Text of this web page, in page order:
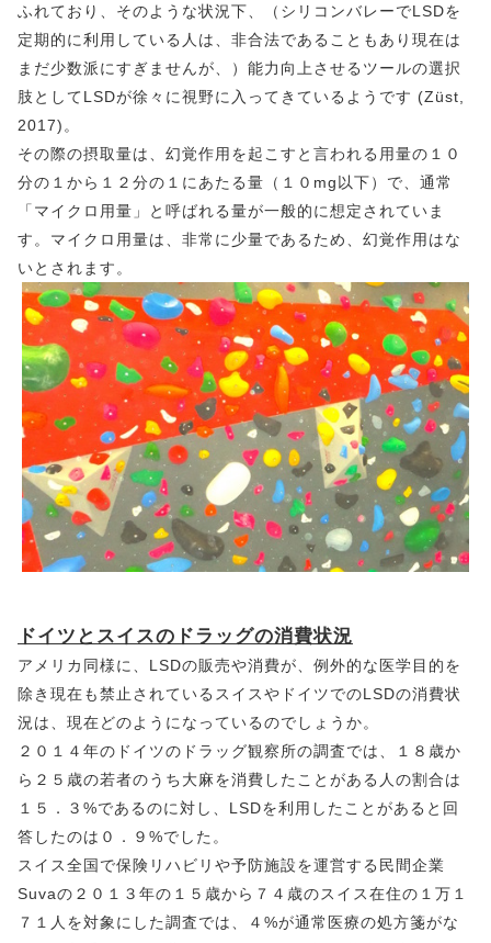
ふれており、そのような状況下、（シリコンバレーでLSDを
定期的に利用している人は、非合法であることもあり現在は
まだ少数派にすぎませんが、）能力向上させるツールの選択
肢としてLSDが徐々に視野に入ってきているようです (Züst,
2017)。
その際の摂取量は、幻覚作用を起こすと言われる用量の１０
分の１から１２分の１にあたる量（１０mg以下）で、通常
「マイクロ用量」と呼ばれる量が一般的に想定されていま
す。マイクロ用量は、非常に少量であるため、幻覚作用はな
いとされます。
ドイツとスイスのドラッグの消費状況
アメリカ同様に、LSDの販売や消費が、例外的な医学目的を
除き現在も禁止されているスイスやドイツでのLSDの消費状
況は、現在どのようになっているのでしょうか。
２０１４年のドイツのドラッグ観察所の調査では、１８歳か
ら２５歳の若者のうち大麻を消費したことがある人の割合は
１５．３%であるのに対し、LSDを利用したことがあると回
答したのは０．９%でした。
スイス全国で保険リハビリや予防施設を運営する民間企業
Suvaの２０１３年の１５歳から７４歳のスイス在住の１万１
７１人を対象にした調査では、４%が通常医療の処方箋がな